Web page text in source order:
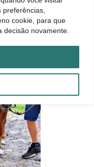
cookie, para que
decisão novamente.